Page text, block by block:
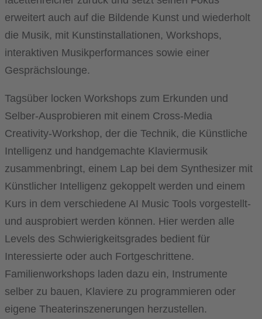
erweitert auch auf die Bildende Kunst und wiederholt
die Musik, mit Kunstinstallationen, Workshops,
interaktiven Musikperformances sowie einer
Gesprächslounge.
Tagsüber locken Workshops zum Erkunden und
Selber-Ausprobieren mit einem Cross-Media
Creativity-Workshop, der die Technik, die Künstliche
Intelligenz und handgemachte Klaviermusik
zusammenbringt, einem Lap bei dem Synthesizer mit
Künstlicher Intelligenz gekoppelt werden und einem
Kurs in dem verschiedene AI Music Tools vorgestellt-
und ausprobiert werden können. Hier werden alle
Levels des Schwierigkeitsgrades bedient für
Interessierte oder auch Fortgeschrittene.
Familienworkshops laden dazu ein, Instrumente
selber zu bauen, Klaviere zu programmieren oder
eigene Theaterinszenerungen herzustellen.